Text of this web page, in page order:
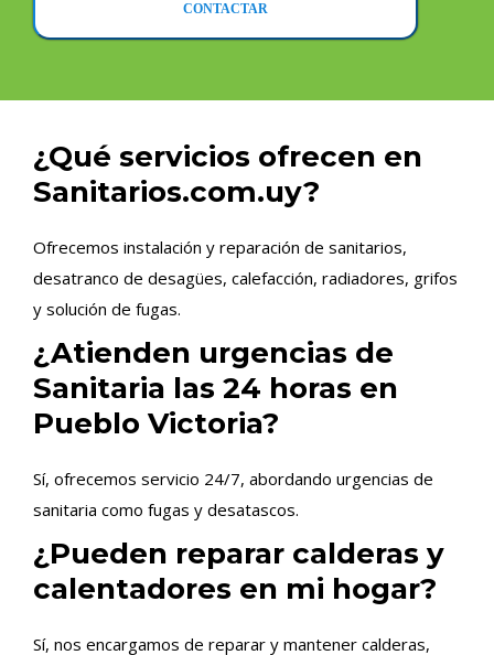
CONTACTAR
¿Qué servicios ofrecen en
Sanitarios.com.uy?
Ofrecemos instalación y reparación de sanitarios,
desatranco de desagües, calefacción, radiadores, grifos
y solución de fugas.
¿Atienden urgencias de
Sanitaria las 24 horas en
Pueblo Victoria?
Sí, ofrecemos servicio 24/7, abordando urgencias de
sanitaria como fugas y desatascos.
¿Pueden reparar calderas y
calentadores en mi hogar?
Sí, nos encargamos de reparar y mantener calderas,